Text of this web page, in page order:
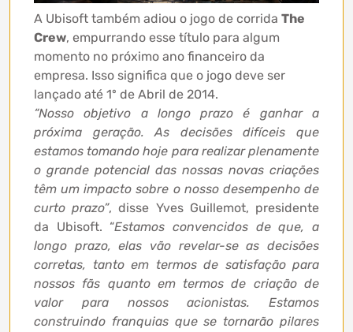
A Ubisoft também adiou o jogo de corrida The
Crew, empurrando esse título para algum
momento no próximo ano financeiro da
empresa. Isso significa que o jogo deve ser
lançado até 1º de Abril de 2014.
“Nosso objetivo a longo prazo é ganhar a
próxima geração. As decisões difíceis que
estamos tomando hoje para realizar plenamente
o grande potencial das nossas novas criações
têm um impacto sobre o nosso desempenho de
curto prazo”, disse Yves Guillemot, presidente
da Ubisoft. “Estamos convencidos de que, a
longo prazo, elas vão revelar-se as decisões
corretas, tanto em termos de satisfação para
nossos fãs quanto em termos de criação de
valor para nossos acionistas. Estamos
construindo franquias que se tornarão pilares